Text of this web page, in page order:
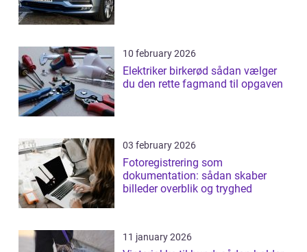
10 february 2026
Elektriker birkerød sådan vælger
du den rette fagmand til opgaven
03 february 2026
Fotoregistrering som
dokumentation: sådan skaber
billeder overblik og tryghed
11 january 2026